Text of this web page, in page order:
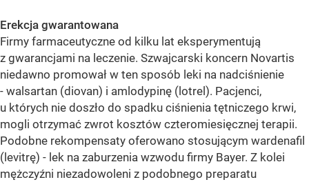
Erekcja gwarantowana
Firmy farmaceutyczne od kilku lat eksperymentują
z gwarancjami na leczenie. Szwajcarski koncern Novartis
niedawno promował w ten sposób leki na nadciśnienie
- walsartan (diovan) i amlodypinę (lotrel). Pacjenci,
u których nie doszło do spadku ciśnienia tętniczego krwi,
mogli otrzymać zwrot kosztów czteromiesięcznej terapii.
Podobne rekompensaty oferowano stosującym wardenafil
(levitrę) - lek na zaburzenia wzwodu firmy Bayer. Z kolei
mężczyźni niezadowoleni z podobnego preparatu